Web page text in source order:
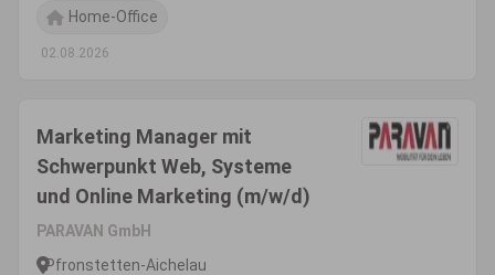
Home-Office
02.08.2026
Marketing Manager mit
Schwerpunkt Web, Systeme
und Online Marketing (m/w/d)
PARAVAN GmbH
Pfronstetten-Aichelau